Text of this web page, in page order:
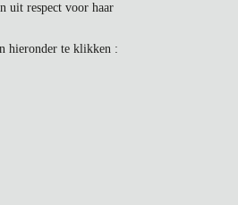
uit respect voor haar
hieronder te klikken :